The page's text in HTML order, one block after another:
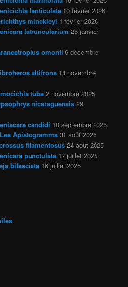
lenticulata 10 février 2026
minckleyi 1 février 2026
latruncularium 25 janvier
omonti 6 décembre
altifrons 13 novembre
tuba 2 novembre 2025
nicaraguensis 29
candidi 10 septembre 2025
Apistogramma 31 août 2025
filamentosus 24 août 2025
punctulata 17 juillet 2025
bifasciata 16 juillet 2025